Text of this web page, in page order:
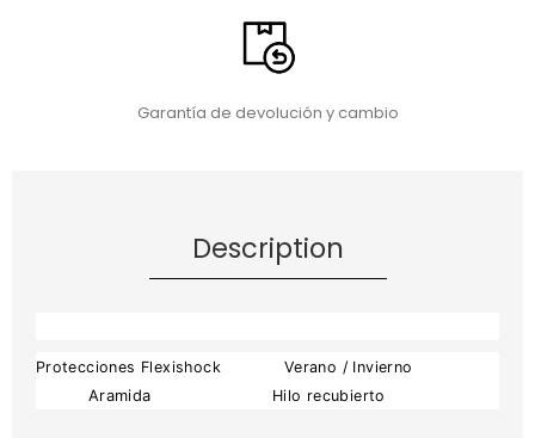
Garantía de devolución y cambio
Description
Protecciones Flexishock Verano / Invierno
Aramida Hilo recubierto